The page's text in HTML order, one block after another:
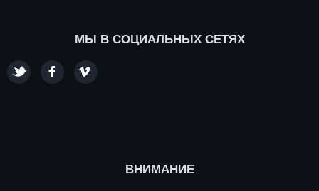
МЫ В СОЦИАЛЬНЫХ СЕТЯХ
ВНИМАНИЕ